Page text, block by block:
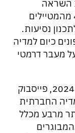
השראה
לנסיעות, ובארצות הברית, כמעט 40% מהמטיילים
נסיעות.
מהאנשים פונים כיום למדיה
מעבר דרמטי
בישראל, המגמה דומה: בחודש אפריל 2024, פייסבוק
החברתית
מרבע מכלל
מעניין לציין ש-מתוך 54% מהמבוגרים